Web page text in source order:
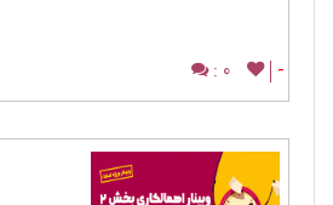
-
0 :